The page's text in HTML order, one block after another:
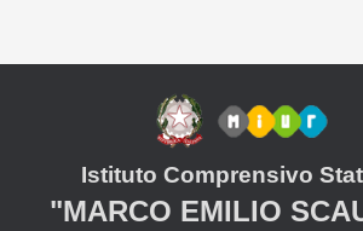
Istituto Comprensivo
"MARCO EMILIO